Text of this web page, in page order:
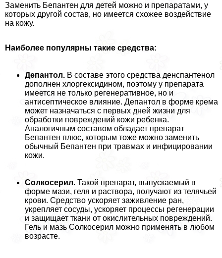
Заменить Бепантен для детей можно и препаратами, у
которых другой состав, но имеется схожее воздействие
на кожу.
Наиболее популярны такие средства:
Депантол. В составе этого средства денспантенол
дополнен хлоргексидином, поэтому у препарата
имеется не только регенеративное, но и
антисептическое влияние. Депантол в форме крема
может назначаться с первых дней жизни для
обработки повреждений кожи ребенка.
Аналогичным составом обладает препарат
Бепантен плюс, которым тоже можно заменить
обычный Бепантен при травмах и инфицировании
кожи.
Солкосерил. Такой препарат, выпускаемый в
форме мази, геля и раствора, получают из телячьей
крови. Средство ускоряет заживление ран,
укрепляет сосуды, ускоряет процессы регенерации
и защищает ткани от окислительных повреждений.
Гель и мазь Солкосерил можно применять в любом
возрасте.